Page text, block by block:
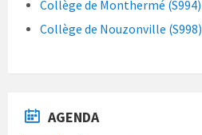
Collège de Monthermé (S994)
Collège de Nouzonville (S998)
AGENDA